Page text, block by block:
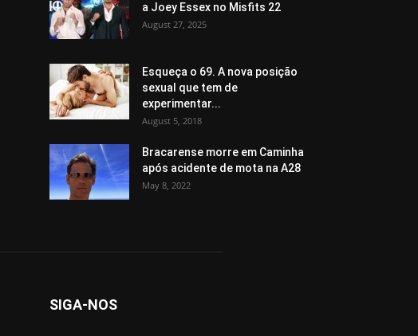
a Joey Essex no Misfits 22
August 27, 2025
Esqueça o 69. A nova posição
sexual que tem de
experimentar...
August 5, 2018
Bracarense morre em Caminha
após acidente de mota na A28
May 8, 2022
SIGA-NOS